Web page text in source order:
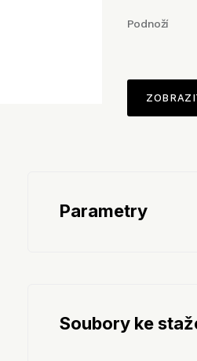
Podnoží
Parametry
Soubory ke